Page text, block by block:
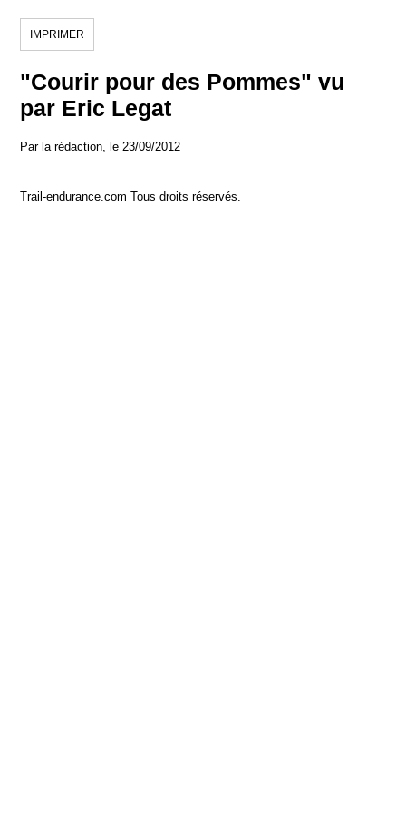
IMPRIMER
"Courir pour des Pommes" vu
par Eric Legat
Par la rédaction, le 23/09/2012
Trail-endurance.com Tous droits réservés.